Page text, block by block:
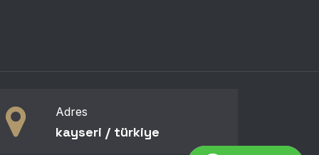
Adres
kayseri / türki̇ye